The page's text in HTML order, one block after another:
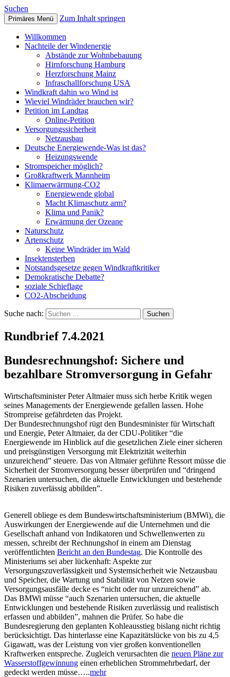
mannheim-windkraft
Suchen
Primäres Menü Zum Inhalt springen
Willkommen
Nachteile der Windenergie
Abstände zur Wohnbebauung
Hirnforschung Hamburg
Herzforschung Mainz
Infraschallforschung USA
Windkraft dahin wo Wind ist
Wieviel Windräder brauchen wir?
Petition im Landtag
Online-Petition
Versorgungssicherheit
Netzausbau
Deutsche Energiewende-Was ist das?
Heizungswende
Stromspeicher möglich?
Großkraftwerk Mannheim
Klimaerwärmung-CO2
Energiewende global
Macht Klimaschutz arm?
Klima und Panik?
Erwärmung der Ozeane
Naturschutz
Artenschutz
Keine Windräder im Wald
Insektensterben
Notstandsgesetze gegen Windkraftkritiker
Demokratische Debatte?
soziale Schieflage
CO2-Abscheidung
Suche nach:
Rundbrief 7.4.2021
Bundesrechnungshof: Sichere und
bezahlbare Stromversorgung in Gefahr​
Wirtschaftsminister Peter Altmaier muss sich herbe Kritik wegen
seines Managements der Energiewende gefallen lassen. Hohe
Strompreise gefährdeten das Projekt.​
Der Bundesrechnungshof rügt den Bundesminister für Wirtschaft
und Energie, Peter Altmaier, da der CDU-Politiker “die
Energiewende im Hinblick auf die gesetzlichen Ziele einer sicheren
und preisgünstigen Versorgung mit Elektrizität weiterhin
unzureichend” steuere. Das von Altmaier geführte Ressort müsse die
Sicherheit der Stromversorgung besser überprüfen und “dringend
Szenarien untersuchen, die aktuelle Entwicklungen und bestehende
Risiken zuverlässig abbilden”.
Generell obliege es dem Bundeswirtschaftsministerium (BMWi), die
Auswirkungen der Energiewende auf die Unternehmen und die
Gesellschaft anhand von Indikatoren und Schwellenwerten zu
messen, schreibt der Rechnungshof in einem am Dienstag
veröffentlichten Bericht an den Bundestag. Die Kontrolle des
Ministeriums sei aber lückenhaft: Aspekte zur
Versorgungszuverlässigkeit und Systemsicherheit wie Netzausbau
und Speicher, die Wartung und Stabilität von Netzen sowie
Versorgungsausfälle decke es “nicht oder nur unzureichend” ab.
Das BMWi müsse “auch Szenarien untersuchen, die aktuelle
Entwicklungen und bestehende Risiken zuverlässig und realistisch
erfassen und abbilden”, mahnen die Prüfer. So habe die
Bundesregierung den geplanten Kohleausstieg bislang nicht richtig
berücksichtigt. Das hinterlasse eine Kapazitätslücke von bis zu 4,5
Gigawatt, was der Leistung von vier großen konventionellen
Kraftwerken entspreche. Zugleich verursachten die neuen Pläne zur
Wasserstoffgewinnung einen erheblichen Strommehrbedarf, der
gedeckt werden müsse…..mehr